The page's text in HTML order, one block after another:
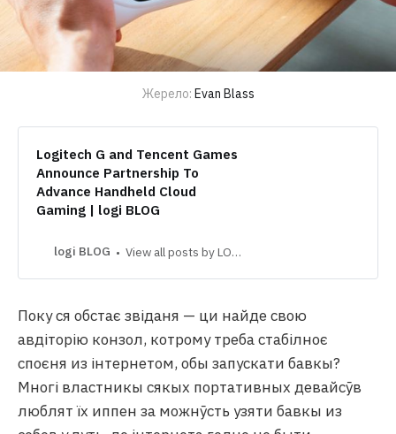
Жерело: Evan Blass
Logitech G and Tencent Games
Announce Partnership To
Advance Handheld Cloud
Gaming | logi BLOG
logi BLOG View all posts by LOGITECH →
Поку ся обстає звіданя — ци найде свою
авдіторію конзол, котрому треба стабілноє
споєня из інтернетом, обы запускати бавкы?
Многі властникы сякых портативных девайсӯв
люблят їх иппен за можнӯсть узяти бавкы из